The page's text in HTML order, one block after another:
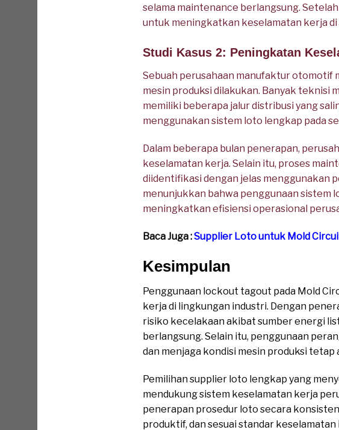
selama maintenance berlangsung.
untuk meningkatkan keselamatan kerja di
Studi Kasus 2: Peningkatan
Sebuah perusahaan manufaktur otomotif
mesin produksi dilakukan. Banyak teknisi
memiliki beberapa jalur distribusi yang
menggunakan sistem loto lengkap pada
Dalam beberapa bulan penerapan,
keselamatan kerja. Selain itu, proses
diidentifikasi dengan jelas menggunakan
menunjukkan bahwa penggunaan
meningkatkan efisiensi operasional
Baca Juga :Supplier Loto untuk Mold
Kesimpulan
Penggunaan lockout tagout pada Mold
kerja di lingkungan industri. Dengan
risiko kecelakaan akibat sumber energi
berlangsung. Selain itu, penggunaan
dan menjaga kondisi mesin produksi tetap
Pemilihan supplier loto lengkap yang
mendukung sistem keselamatan kerja
penerapan prosedur loto secara
produktif, dan sesuai standar